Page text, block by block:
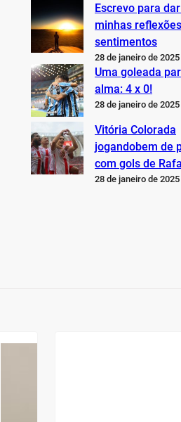
Escrevo para
minhas
sentimentos
28 de janeiro de 2025
Uma goleada
alma: 4 x 0!
28 de janeiro de 2025
Vitória Colorada
jogandobem de
com gols de
28 de janeiro de 2025